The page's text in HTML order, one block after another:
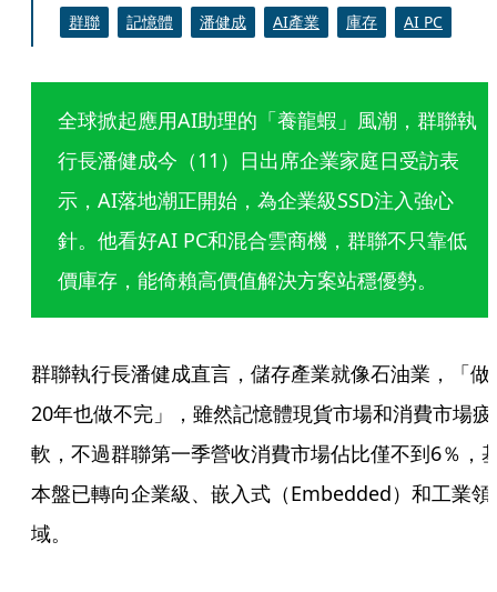
群聯 記憶體 潘健成 AI產業 庫存 AI PC
全球掀起應用AI助理的「養龍蝦」風潮，群聯執
行長潘健成今（11）日出席企業家庭日受訪表
示，AI落地潮正開始，為企業級SSD注入強心
針。他看好AI PC和混合雲商機，群聯不只靠低
價庫存，能倚賴高價值解決方案站穩優勢。
群聯執行長潘健成直言，儲存產業就像石油業，「做
20年也做不完」，雖然記憶體現貨市場和消費市場疲
軟，不過群聯第一季營收消費市場佔比僅不到6％，
本盤已轉向企業級、嵌入式（Embedded）和工業領
域。